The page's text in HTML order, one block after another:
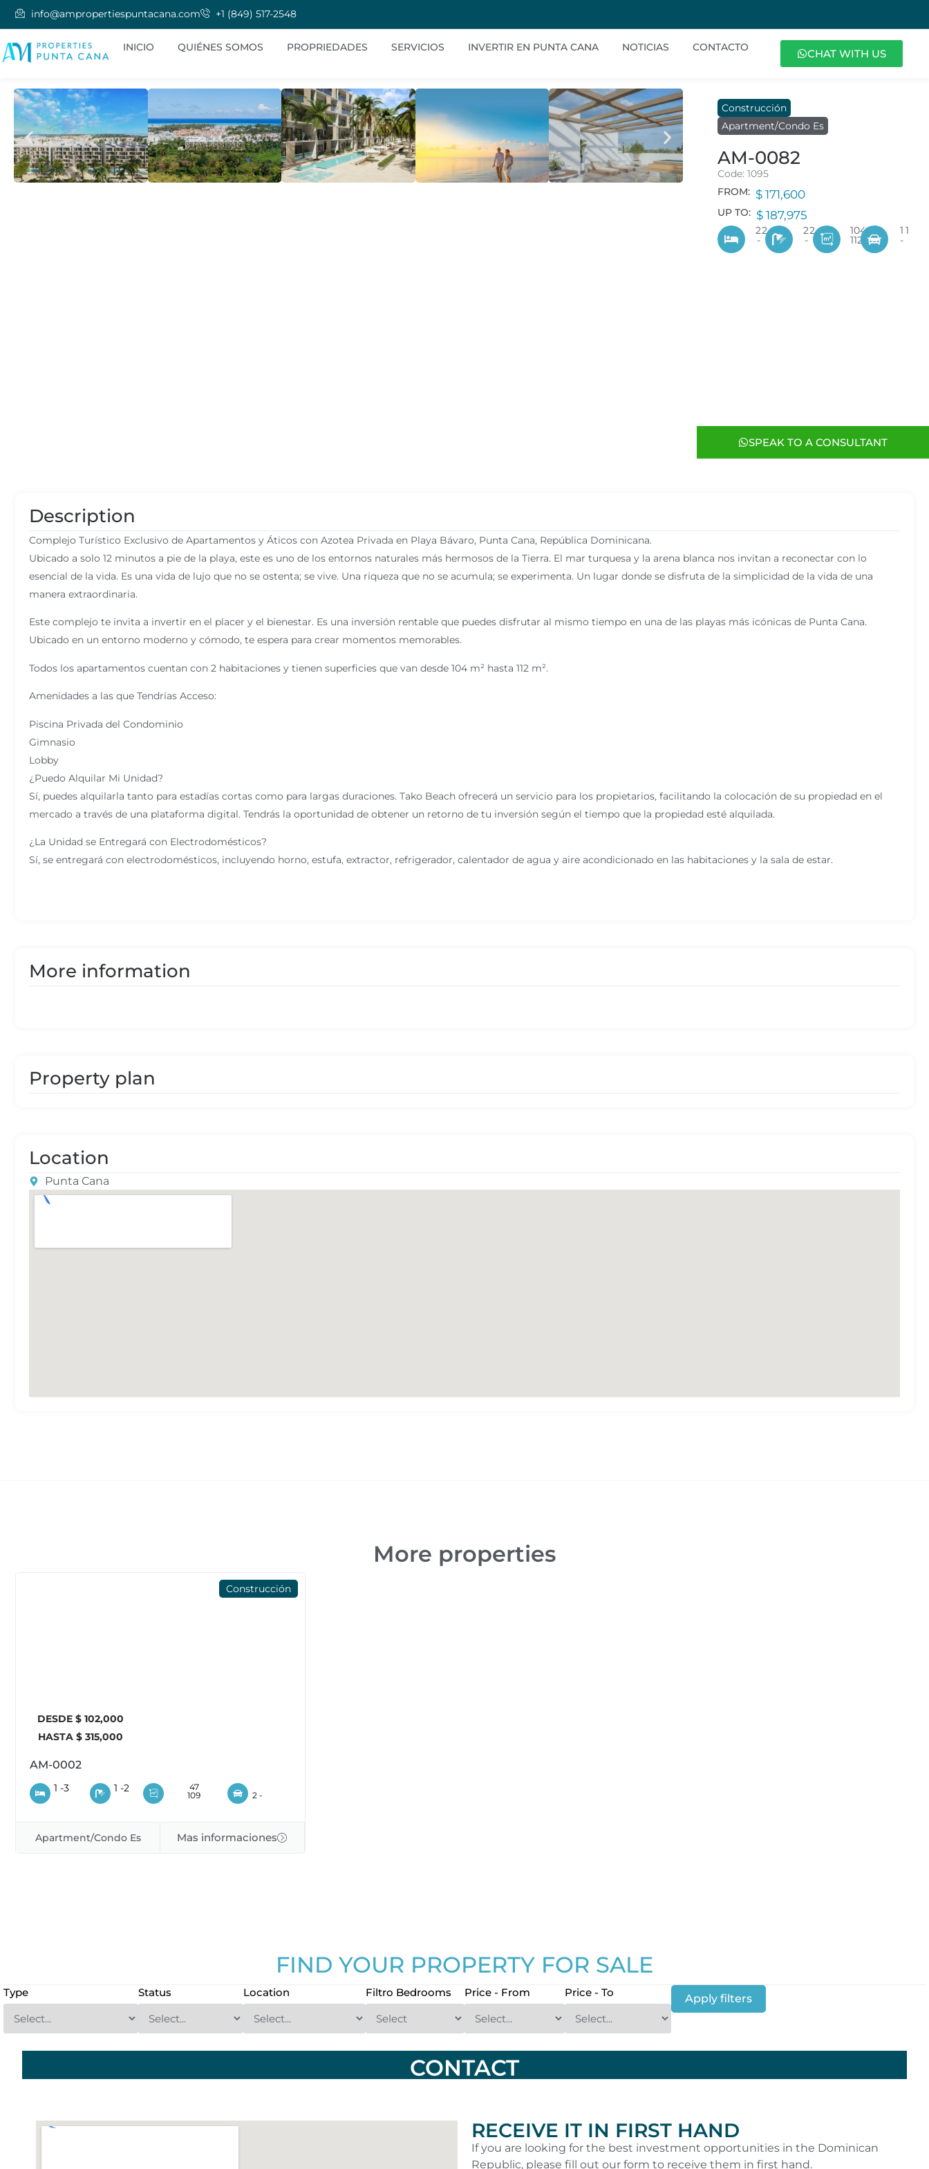
info@ampropertiespuntacana.com +1 (849) 517-2548
INICIO QUIÉNES SOMOS PROPRIEDADES SERVICIOS INVERTIR EN PUNTA CANA NOTICIAS CONTACTO CHAT WITH US
Construcción
Apartment/Condo Es
AM-0082
Code: 1095
FROM: $ 171,600
UP TO: $ 187,975
2
-
2 2
-
2 104
112
1
-
1
SPEAK TO A CONSULTANT
Description
Complejo Turístico Exclusivo de Apartamentos y Áticos con Azotea Privada en Playa Bávaro, Punta Cana, República Dominicana.
Ubicado a solo 12 minutos a pie de la playa, este es uno de los entornos naturales más hermosos de la Tierra. El mar turquesa y la arena blanca nos invitan a reconectar con lo
esencial de la vida. Es una vida de lujo que no se ostenta; se vive. Una riqueza que no se acumula; se experimenta. Un lugar donde se disfruta de la simplicidad de la vida de una
manera extraordinaria.
Este complejo te invita a invertir en el placer y el bienestar. Es una inversión rentable que puedes disfrutar al mismo tiempo en una de las playas más icónicas de Punta Cana.
Ubicado en un entorno moderno y cómodo, te espera para crear momentos memorables.
Todos los apartamentos cuentan con 2 habitaciones y tienen superficies que van desde 104 m² hasta 112 m².
Amenidades a las que Tendrías Acceso:
Piscina Privada del Condominio
Gimnasio
Lobby
¿Puedo Alquilar Mi Unidad?
Sí, puedes alquilarla tanto para estadías cortas como para largas duraciones. Tako Beach ofrecerá un servicio para los propietarios, facilitando la colocación de su propiedad en el
mercado a través de una plataforma digital. Tendrás la oportunidad de obtener un retorno de tu inversión según el tiempo que la propiedad esté alquilada.
¿La Unidad se Entregará con Electrodomésticos?
Sí, se entregará con electrodomésticos, incluyendo horno, estufa, extractor, refrigerador, calentador de agua y aire acondicionado en las habitaciones y la sala de estar.
More information
Property plan
Location
Punta Cana
More properties
DESDE $ 102,000
HASTA $ 315,000
Construcción
AM-0002
1 -3 1 -2
47
109
2 -
Apartment/Condo Es Mas informaciones
FIND YOUR PROPERTY FOR SALE
Type Status Location Filtro Bedrooms Price - From Price - To Apply filters
CONTACT
RECEIVE IT IN FIRST HAND
If you are looking for the best investment opportunities in the Dominican
Republic, please fill out our form to receive them in first hand.